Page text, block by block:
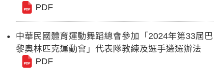
PDF
中華民國體育運動舞蹈總會參加「2024年第33屆巴
黎奧林匹克運動會」代表隊教練及選手遴選辦法
PDF